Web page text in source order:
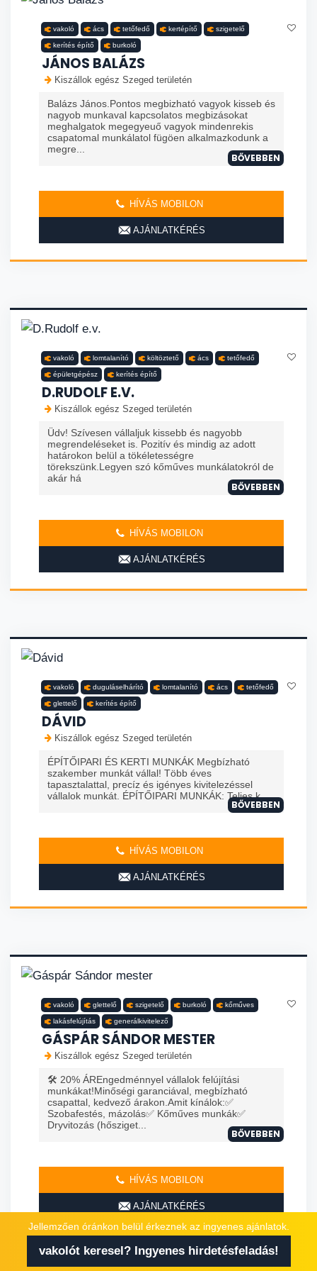
vakoló ács tetőfedő kertépítő szigetelő
kerítés építő burkoló
JÁNOS BALÁZS
Kiszállok egész Szeged területén
Balázs János.Pontos megbizható vagyok kisseb és
nagyob munkaval kapcsolatos megbizásokat
meghalgatok megegyeuő vagyok mindenrekis
csapatomal munkálatol fügöen alkalmazkodunk a
megre...
BŐVEBBEN
HÍVÁS MOBILON
AJÁNLATKÉRÉS
vakoló lomtalanító költöztető ács tetőfedő
épületgépész kerítés építő
D.RUDOLF E.V.
Kiszállok egész Szeged területén
Üdv! Szívesen vállaljuk kissebb és nagyobb
megrendeléseket is. Pozitív és mindig az adott
határokon belül a tökéletességre
törekszünk.Legyen szó kőműves munkálatokról de
akár há
BŐVEBBEN
HÍVÁS MOBILON
AJÁNLATKÉRÉS
vakoló duguláselhárító lomtalanító ács tetőfedő
glettelő kerítés építő
DÁVID
Kiszállok egész Szeged területén
ÉPÍTŐIPARI ÉS KERTI MUNKÁK Megbízható
szakember munkát vállal! Több éves
tapasztalattal, precíz és igényes kivitelezéssel
vállalok munkát. ÉPÍTŐIPARI MUNKÁK: Teljes k...
BŐVEBBEN
HÍVÁS MOBILON
AJÁNLATKÉRÉS
vakoló glettelő szigetelő burkoló kőműves
lakásfelújítás generálkivitelező
GÁSPÁR SÁNDOR MESTER
Kiszállok egész Szeged területén
🛠️ 20% ÁREngedménnyel vállalok felújítási
munkákat!Minőségi garanciával, megbízható
csapattal, kedvező árakon.Amit kínálok:✅
Szobafestés, mázolás✅ Kőműves munkák✅
Dryvitozás (hősziget...
BŐVEBBEN
HÍVÁS MOBILON
AJÁNLATKÉRÉS
Jellemzően óránkon belül érkeznek az ingyenes ajánlatok.
vakolót keresel? Ingyenes hirdetésfeladás!